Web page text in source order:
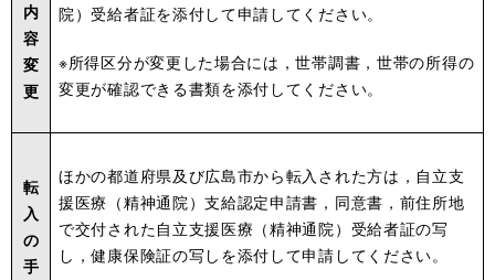
内
容
変
更
院）受給者証を添付して申請してください。
※所得区分が変更した場合には，世帯調書，世帯の所得の
変更が確認できる書類を添付してください。
転
入
の
手
ほかの都道府県及び広島市から転入された方は，自立支
援医療（精神通院）支給認定申請書，同意書，前住所地
で交付された自立支援医療（精神通院）受給者証の写
し，健康保険証の写しを添付して申請してください。